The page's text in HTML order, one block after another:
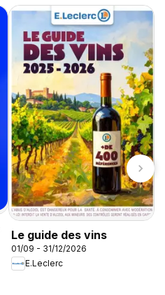
Le guide des vins
01/09 - 31/12/2026
E.Leclerc